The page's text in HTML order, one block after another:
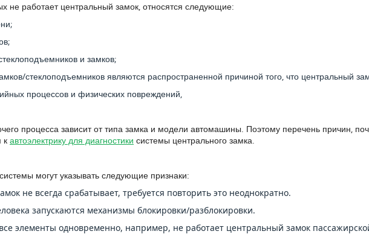
не работает центральный замок, относятся следующие:
и замков;
стеклоподъемников являются распространенной причиной того, что центральный
процессов и физических повреждений,
процесса зависит от типа замка и модели автомашины. Поэтому перечень причин,
к автоэлектрику для диагностики системы центрального замка.
могут указывать следующие признаки:
не всегда срабатывает, требуется повторить это неоднократно.
запускаются механизмы блокировки/разблокировки.
элементы одновременно, например, не работает центральный замок